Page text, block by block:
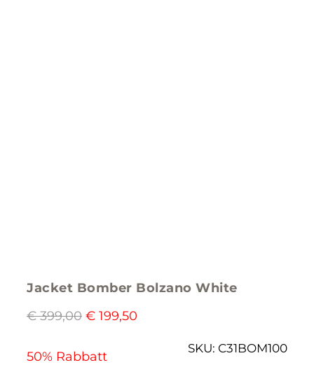
Jacket Bomber Bolzano White
€399,00 € 199,50
50% Rabbatt
SKU: C31BOM100